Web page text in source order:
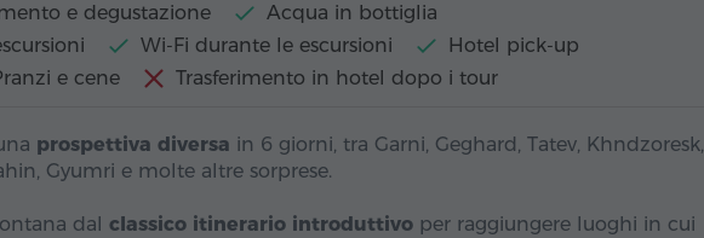
e degustazione
Acqua in bottiglia
Wi-Fi durante le escursioni
Hotel pick-up
e cene Trasferimento in hotel dopo i tour
prospettiva diversa in 6 giorni, tra Garni, Geghard, Tatev, Khndzoresk,
Gyumri e molte altre sorprese.
dal classico itinerario introduttivo per raggiungere luoghi in cui